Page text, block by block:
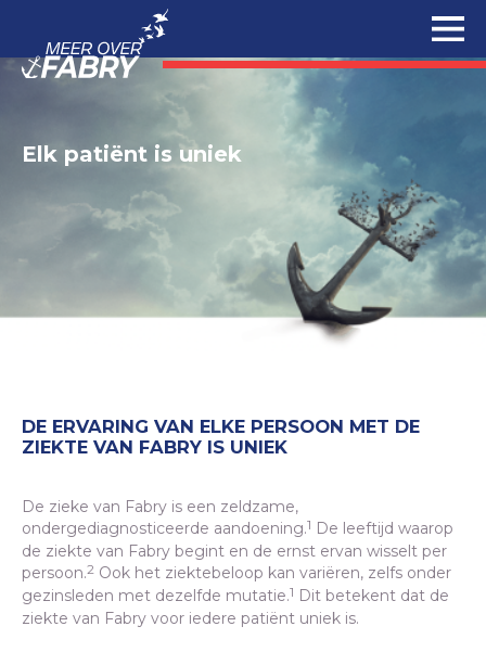
Elk patiënt is uniek
DE ERVARING VAN ELKE PERSOON MET DE
ZIEKTE VAN FABRY IS UNIEK
De zieke van Fabry is een zeldzame,
ondergediagnosticeerde aandoening.1 De leeftijd waarop
de ziekte van Fabry begint en de ernst ervan wisselt per
persoon.2 Ook het ziektebeloop kan variëren, zelfs onder
gezinsleden met dezelfde mutatie.1 Dit betekent dat de
ziekte van Fabry voor iedere patiënt uniek is.